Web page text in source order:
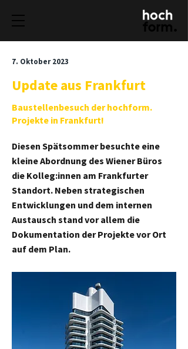
7. Oktober 2023
Update aus Frankfurt
Baustellenbesuch der hochform.
Projekte in Frankfurt!
Diesen Spätsommer besuchte eine
kleine Abordnung des Wiener Büros
die Kolleg:innen am Frankfurter
Standort. Neben strategischen
Entwicklungen und dem internen
Austausch stand vor allem die
Dokumentation der Projekte vor Ort
auf dem Plan.